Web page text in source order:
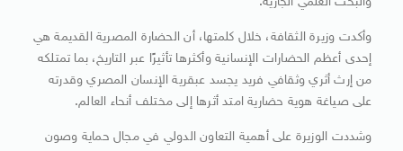
وأكدت وزيرة الثقافة، خلال كلمتها، أن الحضارة المصرية القديمة هي
إحدى أعظم الحضارات الإنسانية وأكثرها تأثيرًا عبر التاريخ، بما تمتلكه
من إرث أثري وثقافي فريد يجسد عبقرية الإنسان المصري وقدرته
على صياغة هوية حضارية امتد أثرها إلى مختلف أنحاء العالم.
وشددت الوزيرة على أهمية التعاون الدولي في مجال حماية وصون